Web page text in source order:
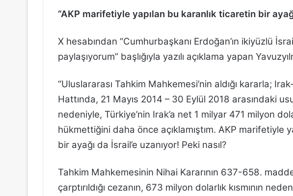
“AKP marifetiyle yapılan bu karanlık ticaretin bir
X hesabından “Cumhurbaşkanı Erdoğan’ın ikiyüzlü
paylaşıyorum” başlığıyla yazılı açıklama yapan
“Uluslararası Tahkim Mahkemesi’nin aldığı kararla;
Hattında, 21 Mayıs 2014 – 30 Eylül 2018 arasındaki
nedeniyle, Türkiye’nin Irak’a net 1 milyar 471 milyon
hükmettiğini daha önce açıklamıştım. AKP marifetiyle
bir ayağı da İsrail’e uzanıyor! Peki nasıl?
Tahkim Mahkemesinin Nihai Kararının 637-658.
çarptırıldığı cezanın, 673 milyon dolarlık kısmının